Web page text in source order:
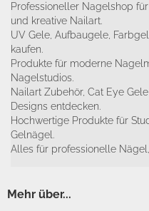
Professioneller Nagelshop
und kreative Nailart.
UV Gele, Aufbaugele,
kaufen.
Produkte für moderne
Nagelstudios.
Nailart Zubehör, Cat Eye
Designs entdecken.
Hochwertige Produkte für
Gelnägel.
Alles für professionelle
Mehr über...